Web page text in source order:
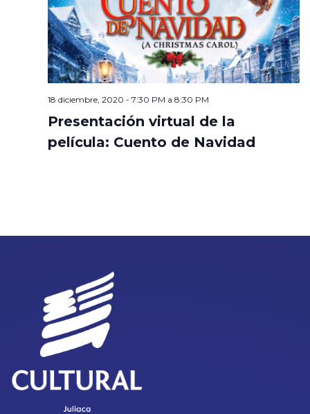
18 diciembre, 2020 - 7:30 PM a 8:30 PM
Presentación virtual de la
película: Cuento de Navidad